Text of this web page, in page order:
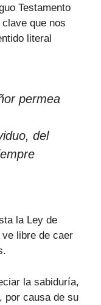
Testamento
que nos
literal
permea
del
la Ley de
libre de caer
la sabiduría,
por causa de su